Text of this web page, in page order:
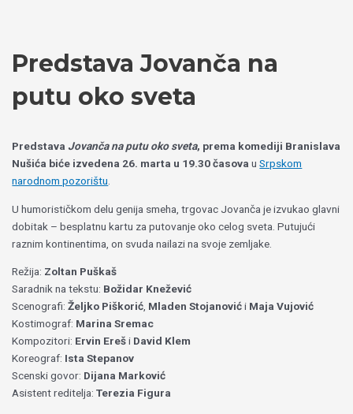
Predstava Jovanča na
putu oko sveta
Predstava Jovanča na putu oko sveta, prema komediji Branislava
Nušića biće izvedena 26. marta u 19.30 časova uSrpskom
narodnom pozorištu
U humorističkom delu genija smeha, trgovac Jovanča je izvukao glavni
dobitak – besplatnu kartu za putovanje oko celog sveta. Putujući
raznim kontinentima, on svuda nailazi na svoje zemljake.
Režija: Zoltan Puškaš
Saradnik na tekstu: Božidar Knežević
Scenografi:Željko Piškorić, Mladen Stojanovići Maja Vujović
Kostimograf: Marina Sremac
Kompozitori: Ervin Ereši David Klem
Koreograf: Ista Stepanov
Scenski govor: Dijana Marković
Asistent reditelja:Terezia Figura